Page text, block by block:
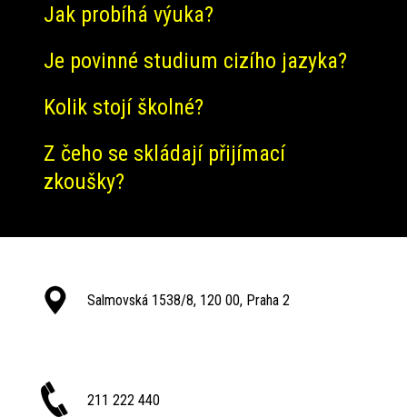
Jak probíhá výuka?
Je povinné studium cizího jazyka?
Kolik stojí školné?
Z čeho se skládají přijímací
zkoušky?
Salmovská 1538/8, 120 00, Praha 2
211 222 440